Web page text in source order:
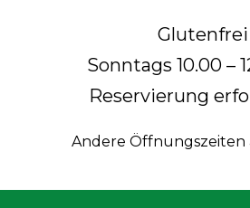
Glutenfrei
Sonntags 10.00 –
Reservierung
Andere Öffnungszeiten